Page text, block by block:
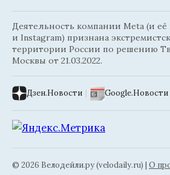
Деятельность компании Meta (и её
и Instagram) признана
территории России по решению
Москвы от 21.03.2022.
Дзен.Новости | Google.Новости
© 2026 Велодейли.ру (velodaily.ru) | О